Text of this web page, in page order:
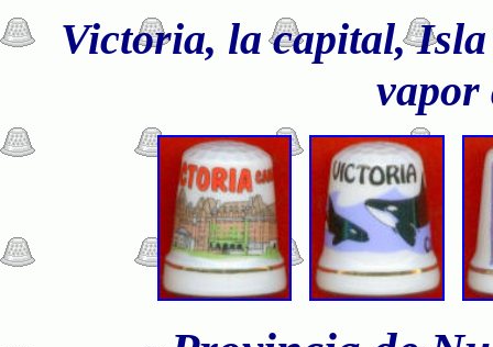
Victoria, la capital, Isla
vapor